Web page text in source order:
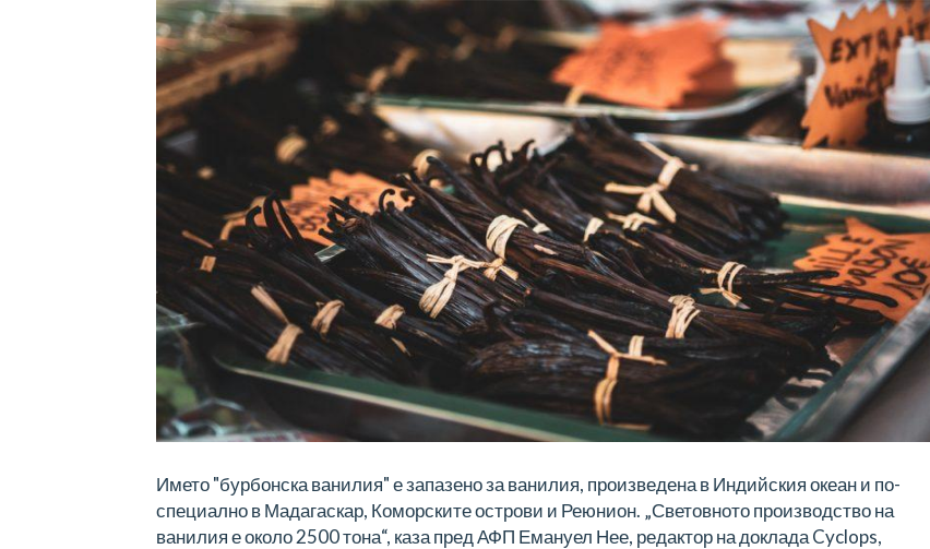
Името "бурбонска ванилия" е запазено за ванилия, произведена в Индийския океан и по-
специално в Мадагаскар, Коморските острови и Реюнион. „Световното производство на
ванилия е около 2500 тона“, каза пред АФП Емануел Нее, редактор на доклада Cyclops,